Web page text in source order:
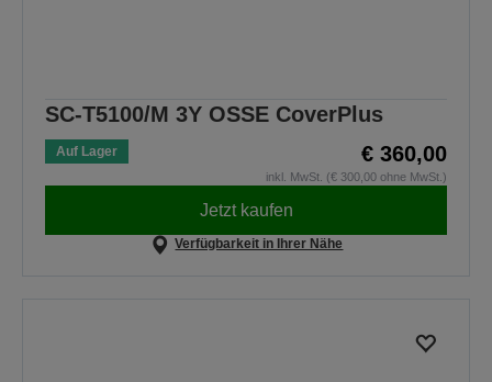
SC-T5100/M 3Y OSSE CoverPlus
Auf Lager € 360,00
inkl. MwSt. (€ 300,00 ohne MwSt.)
Jetzt kaufen
Verfügbarkeit in Ihrer Nähe